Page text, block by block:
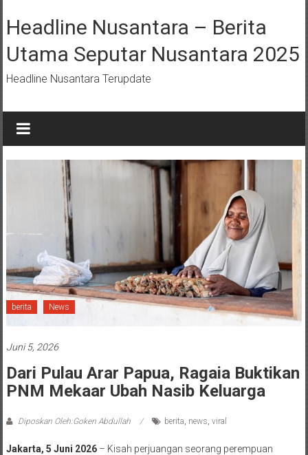
ke
konten
Headline Nusantara – Berita
Utama Seputar Nusantara 2025
Headline Nusantara Terupdate
berita News
Juni 5, 2026
Dari Pulau Arar Papua, Ragaia Buktikan
PNM Mekaar Ubah Nasib Keluarga
Diposkan Oleh:Goken Abdullah berita news viral
Jakarta, 5 Juni 2026– Kisah perjuangan seorang perempuan